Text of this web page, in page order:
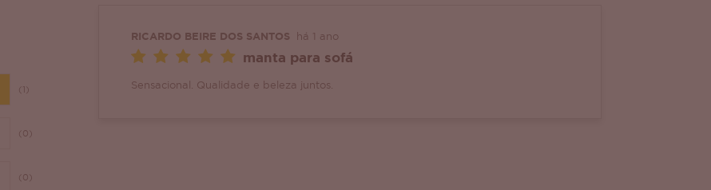
(1)
(0)
(0)
RICARDO BEIRE DOS SANTOS há 1 ano
manta para sofá
Sensacional. Qualidade e beleza juntos.